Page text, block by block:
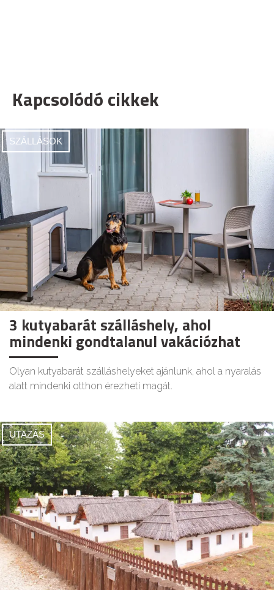
Kapcsolódó cikkek
SZÁLLÁSOK
3 kutyabarát szálláshely, ahol
mindenki gondtalanul vakációzhat
Olyan kutyabarát szálláshelyeket ajánlunk, ahol a nyaralás
alatt mindenki otthon érezheti magát.
UTAZÁS